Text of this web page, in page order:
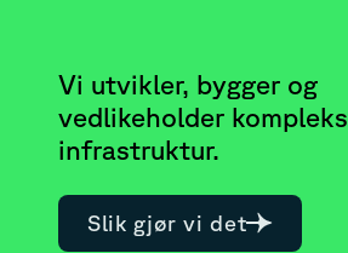
Vi utvikler, bygger og
vedlikeholder kompleks
infrastruktur.
Slik gjør vi det